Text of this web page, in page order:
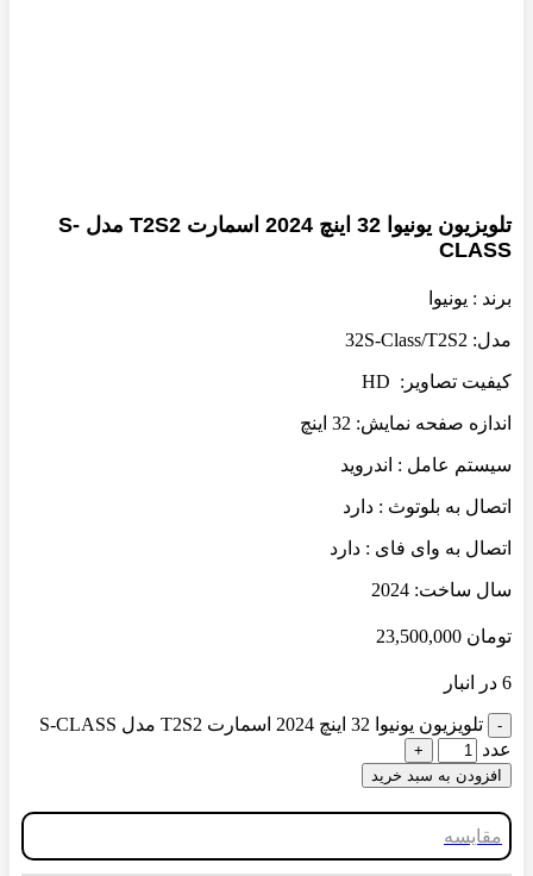
تلویزیون یونیوا 32 اینچ 2024 اسمارت T2S2 مدل S-
CLASS
برند : یونیوا
مدل: 32S-Class/T2S2
کیفیت تصاویر: HD
اندازه صفحه نمایش: 32 اینچ
سیستم عامل : اندروید
اتصال به بلوتوث : دارد
اتصال به وای فای : دارد
سال ساخت: 2024
تومان
6 در انبار
تلویزیون یونیوا 32 اینچ 2024 اسمارت T2S2 مدل S-CLASS
عدد
افزودن به سبد خرید
مقایسه